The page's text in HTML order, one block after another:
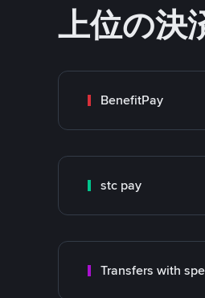
上位の決
BenefitPay
stc pay